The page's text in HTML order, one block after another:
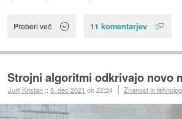
Preberi več 11 komentarjev
Strojni algoritmi odkrivajo novo
Jurij Kristan ::5. dec 2021 ob 22:24 Znanost in